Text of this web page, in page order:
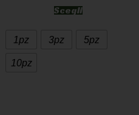
Scegli
1pz 3pz 5pz
10pz